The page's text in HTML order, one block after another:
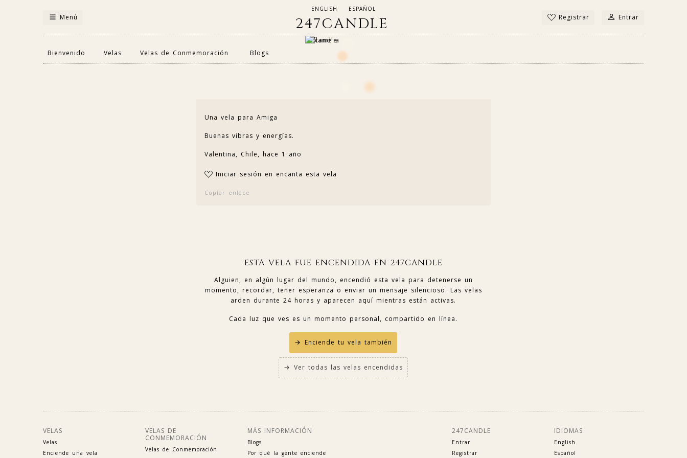
Menú
ENGLISH ESPAÑOL
247CANDLE Registrar Entrar
Bienvenido Velas Velas de Conmemoración Blogs
Una vela para Amiga
Buenas vibras y energías.
Valentina, Chile, hace 1 año
Iniciar sesión en encanta esta vela
Copiar enlace
ESTA VELA FUE ENCENDIDA EN 247CANDLE
Alguien, en algún lugar del mundo, encendió esta vela para detenerse un
momento, recordar, tener esperanza o enviar un mensaje silencioso. Las velas
arden durante 24 horas y aparecen aquí mientras están activas.
Cada luz que ves es un momento personal, compartido en línea.
Enciende tu vela también
Ver todas las velas encendidas
VELAS
Velas
Enciende una vela
VELAS DE
CONMEMORACIÓN
Velas de Conmemoración
MÁS INFORMACIÓN
Blogs
Por qué la gente enciende
247CANDLE
Entrar
Registrar
IDIOMAS
English
Español